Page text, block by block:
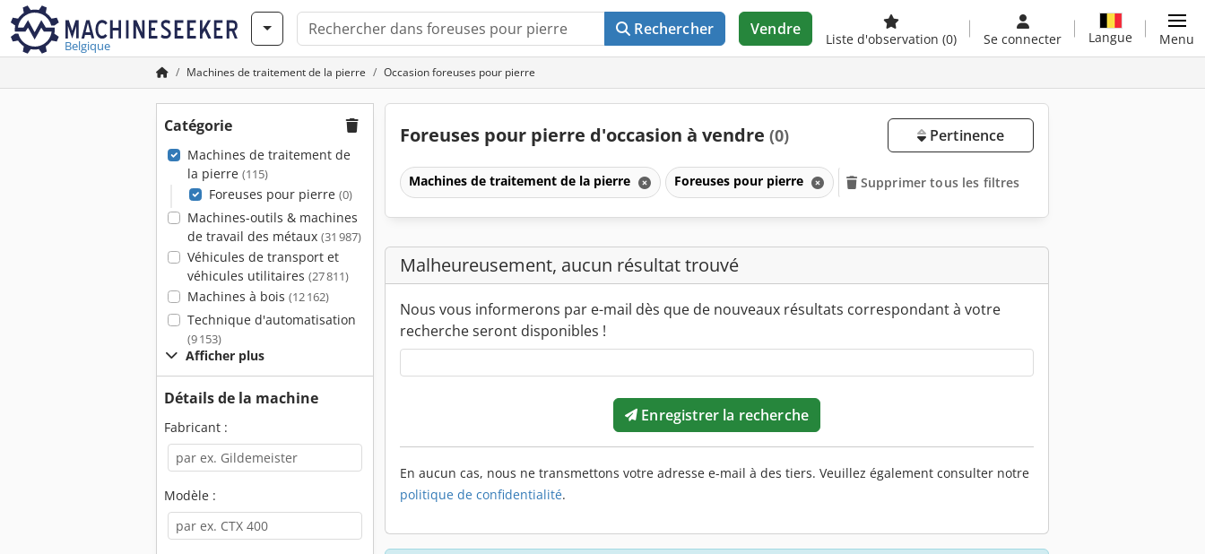
Belgique
Rechercher Vendre
Liste d'observation (0) Se connecter Langue Menu
Machines de traitement de la pierre Occasion foreuses pour pierre
Catégorie
Machines de traitement de
la pierre (115)
Foreuses pour pierre (0)
Machines-outils & machines
de travail des métaux (31 987)
Véhicules de transport et
véhicules utilitaires (27 811)
Machines à bois (12 162)
Technique d'automatisation
(9 153)
Afficher plus
Détails de la machine
Fabricant :
Modèle :
Foreuses pour pierre d'occasion à vendre (0) Pertinence
Machines de traitement de la pierre Foreuses pour pierre Supprimer tous les filtres
Malheureusement, aucun résultat trouvé
Nous vous informerons par e-mail dès que de nouveaux résultats correspondant à votre
recherche seront disponibles !
Enregistrer la recherche
En aucun cas, nous ne transmettons votre adresse e-mail à des tiers. Veuillez également consulter notre
politique de confidentialité.